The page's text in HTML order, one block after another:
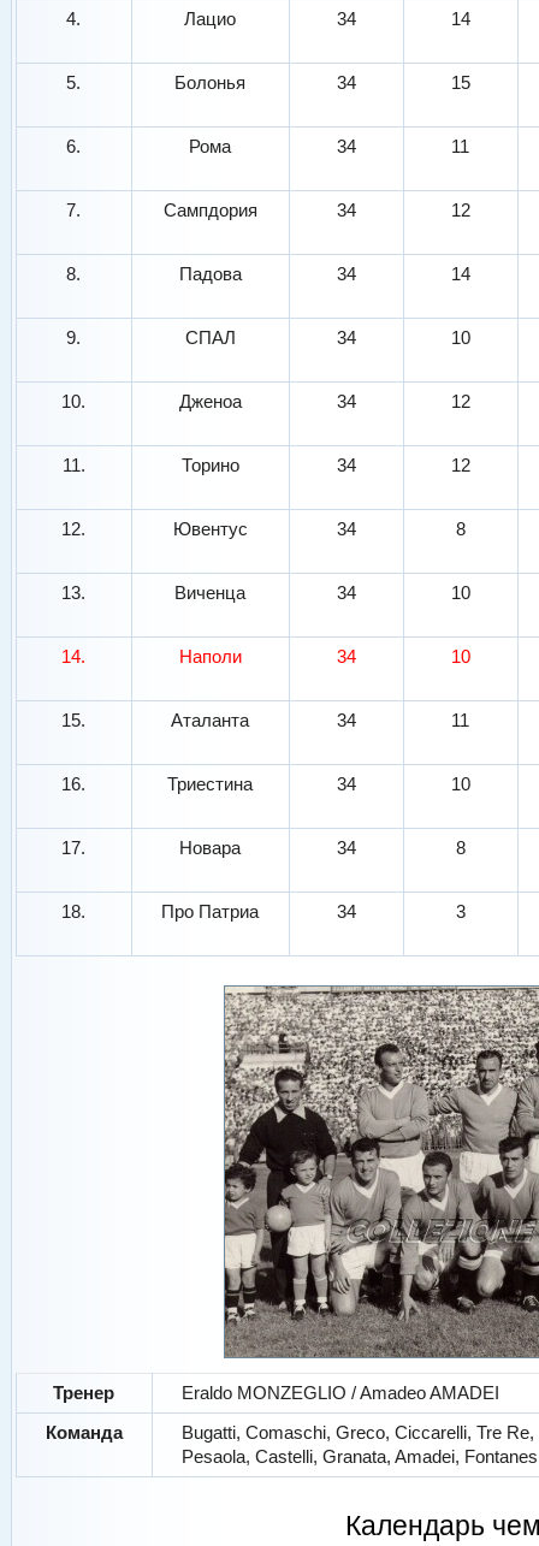
4. Лацио 34 14
5. Болонья 34 15
6. Рома 34 11
7. Сампдория 34 12
8. Падова 34 14
9. СПАЛ 34 10
10. Дженоа 34 12
11. Торино 34 12
12. Ювентус 34 8
13. Виченца 34 10
14. Наполи 34 10
15. Аталанта 34 11
16. Триестина 34 10
17. Новара 34 8
18. Про Патриа 34 3
Тренер
Eraldo MONZEGLIO / Amadeo AMADEI
Команда
Bugatti, Comaschi, Greco, Ciccarelli, Tre
Pesaola, Castelli, Granata, Amadei,
Календарь